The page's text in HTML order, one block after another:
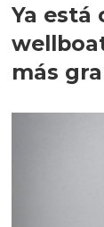
Ya está
más